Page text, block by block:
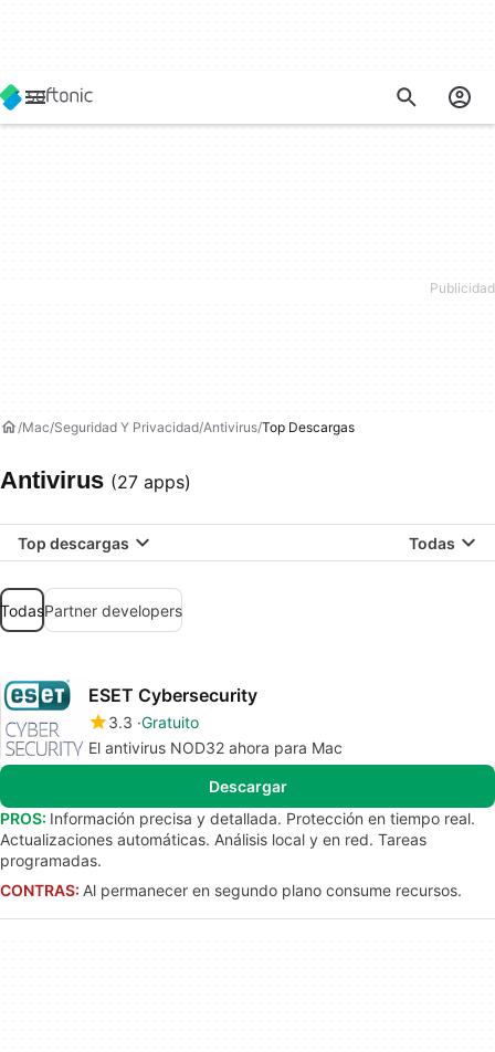
Mac Seguridad Y Privacidad Antivirus Top Descargas
Antivirus (27 apps)
Top descargas Todas
TodasPartner developers
ESET Cybersecurity
3.3 Gratuito
El antivirus NOD32 ahora para Mac
Descargar
PROS: Información precisa y detallada. Protección en tiempo real.
Actualizaciones automáticas. Análisis local y en red. Tareas
programadas.
CONTRAS: Al permanecer en segundo plano consume recursos.